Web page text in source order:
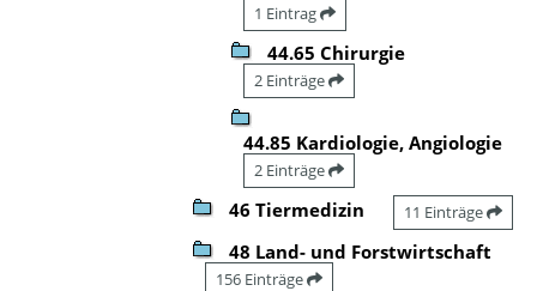
1 Eintrag
44.65 Chirurgie
2 Einträge
44.85 Kardiologie, Angiologie
2 Einträge
46 Tiermedizin 11 Einträge
48 Land- und Forstwirtschaft
156 Einträge